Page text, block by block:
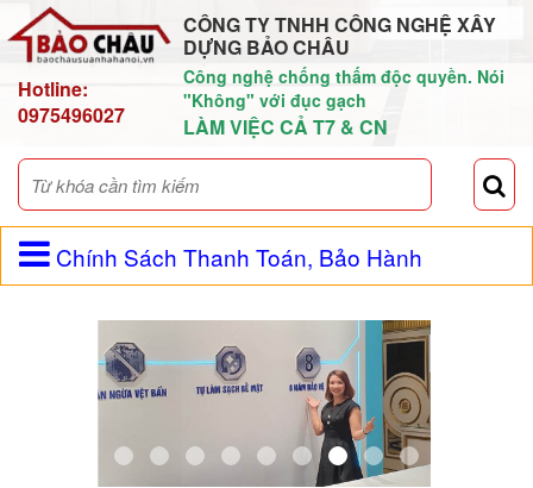
Hotline:
0975496027
CÔNG TY TNHH CÔNG NGHỆ XÂY
DỰNG BẢO CHÂU
Công nghệ chống thấm độc quyền. Nói
"Không" với đục gạch
LÀM VIỆC CẢ T7 & CN
Chính Sách Thanh Toán, Bảo Hành